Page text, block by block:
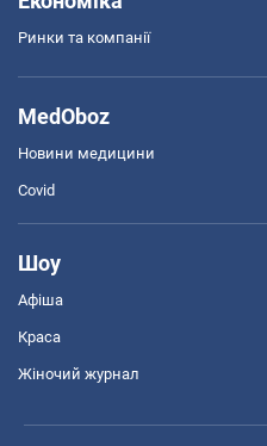
Ринки та компанії
MedOboz
Новини медицини
Covid
Шоу
Афіша
Краса
Жіночий журнал